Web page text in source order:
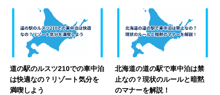
道の駅のルスツ210での車中泊
は快適なの？リゾート気分を
満喫しよう
北海道の道の駅で車中泊は禁
止なの？現状のルールと暗黙
のマナーを解説！